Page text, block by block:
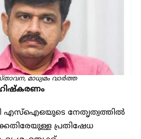
മാധ്യമം വാർത്ത
എസ്‌ഐഒയുടെ നേതൃത്വത്തിൽ
പ്രതിഷേധ